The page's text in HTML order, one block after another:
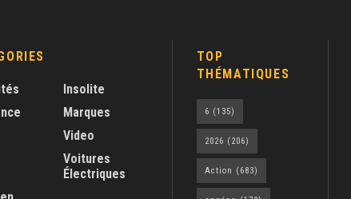
Insolite
Marques
Video
Voitures
Électriques
TOP
THÉMATIQUES
6 (135)
2026 (206)
Action (683)